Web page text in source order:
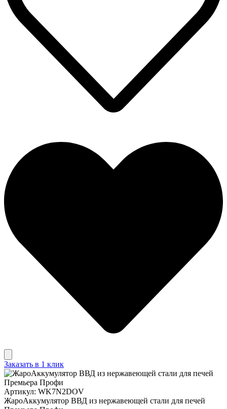
Заказать в 1 клик
Артикул: WK7N2DOV
ЖароАккумулятор ВВД из нержавеющей стали для печей